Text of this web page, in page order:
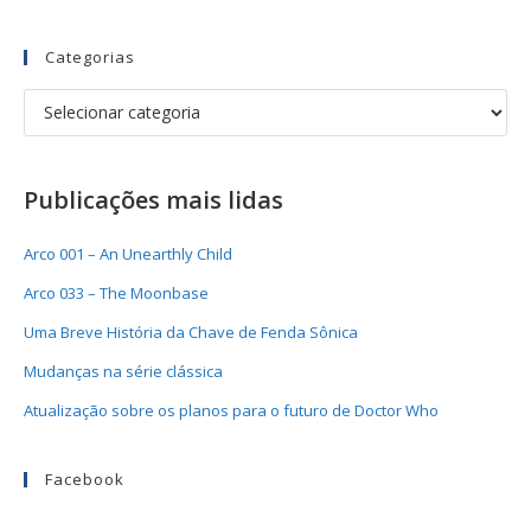
Categorias
Publicações mais lidas
Arco 001 – An Unearthly Child
Arco 033 – The Moonbase
Uma Breve História da Chave de Fenda Sônica
Mudanças na série clássica
Atualização sobre os planos para o futuro de Doctor Who
Facebook